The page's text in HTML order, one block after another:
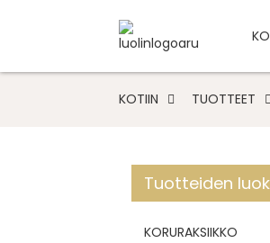
KOTIIN TUOTTEET
Tuotteiden
KORURAKSIIKKO